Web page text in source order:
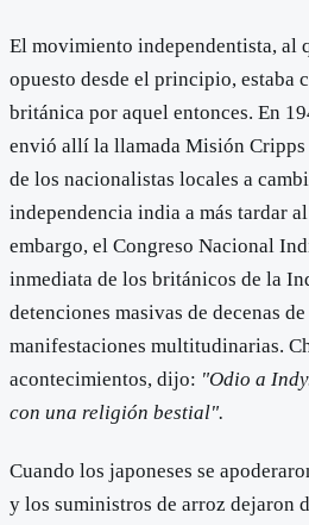
El movimiento independentista, al
opuesto desde el principio, estaba
británica por aquel entonces. En
envió allí la llamada Misión Cripps
de los nacionalistas locales a
independencia india a más tardar
embargo, el Congreso Nacional
inmediata de los británicos de la
detenciones masivas de decenas
manifestaciones multitudinarias.
acontecimientos, dijo: "Odio a
con una religión bestial".
Cuando los japoneses se
y los suministros de arroz dejaron